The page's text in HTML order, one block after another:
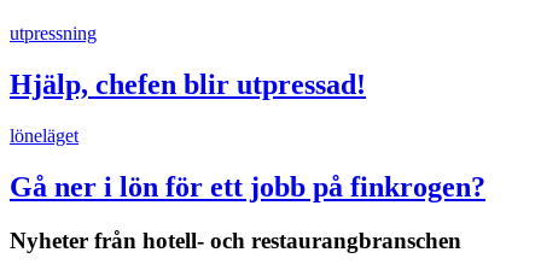
utpressning
Hjälp, chefen blir utpressad!
löneläget
Gå ner i lön för ett jobb på finkrogen?
Nyheter från hotell- och restaurangbranschen